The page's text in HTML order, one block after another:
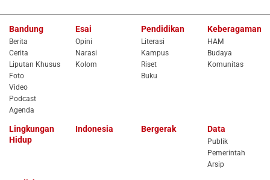
Bandung
Berita
Cerita
Liputan Khusus
Foto
Video
Podcast
Agenda
Esai
Opini
Narasi
Kolom
Pendidikan
Literasi
Kampus
Riset
Buku
Keberagaman
HAM
Budaya
Komunitas
Lingkungan
Hidup
Indonesia Bergerak Data
Publik
Pemerintah
Arsip